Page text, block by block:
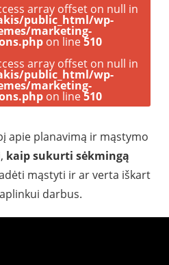
array offset on null in
public_html/wp-
marketing-
on line510
array offset on null in
public_html/wp-
marketing-
on line510
apie planavimą ir mąstymo
kaip sukurti sėkmingą
mąstyti ir ar verta iškart
darbus.